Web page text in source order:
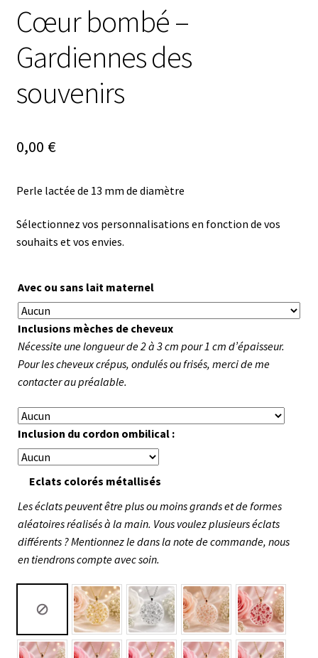
Cœur bombé –
Gardiennes des
souvenirs
0,00 €
Perle lactée de 13 mm de diamètre
Sélectionnez vos personnalisations en fonction de vos
souhaits et vos envies.
Avec ou sans lait maternel
Inclusions mèches de cheveux
Nécessite une longueur de 2 à 3 cm pour 1 cm d’épaisseur.
Pour les cheveux crépus, ondulés ou frisés, merci de me
contacter au préalable.
Inclusion du cordon ombilical :
Eclats colorés métallisés
Les éclats peuvent être plus ou moins grands et de formes
aléatoires réalisés à la main. Vous voulez plusieurs éclats
différents ? Mentionnez le dans la note de commande, nous
en tiendrons compte avec soin.